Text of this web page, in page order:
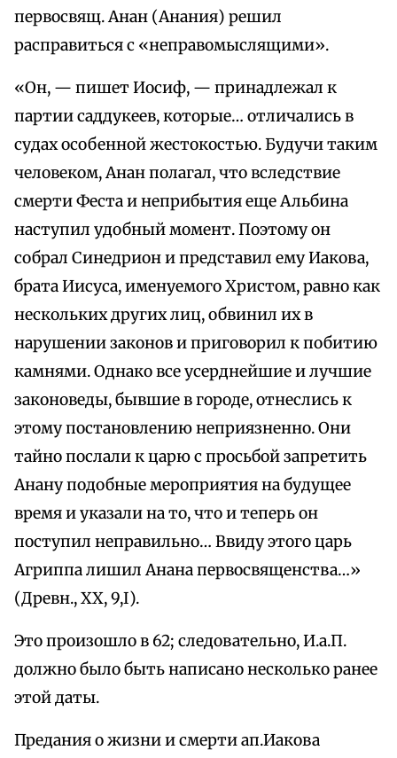
первосвящ. Анан (Анания) решил
расправиться с «неправомыслящими».
«Он, — пишет Иосиф, — принадлежал к
партии саддукеев, которые… отличались в
судах особенной жестокостью. Будучи таким
человеком, Анан полагал, что вследствие
смерти Феста и неприбытия еще Альбина
наступил удобный момент. Поэтому он
собрал Синедрион и представил ему Иакова,
брата Иисуса, именуемого Христом, равно как
нескольких других лиц, обвинил их в
нарушении законов и приговорил к побитию
камнями. Однако все усерднейшие и лучшие
законоведы, бывшие в городе, отнеслись к
этому постановлению неприязненно. Они
тайно послали к царю с просьбой запретить
Анану подобные мероприятия на будущее
время и указали на то, что и теперь он
поступил неправильно… Ввиду этого царь
Агриппа лишил Анана первосвященства…»
(Древн., ХХ, 9,I).
Это произошло в 62; следовательно, И.а.П.
должно было быть написано несколько ранее
этой даты.
Предания о жизни и смерти ап.Иакова